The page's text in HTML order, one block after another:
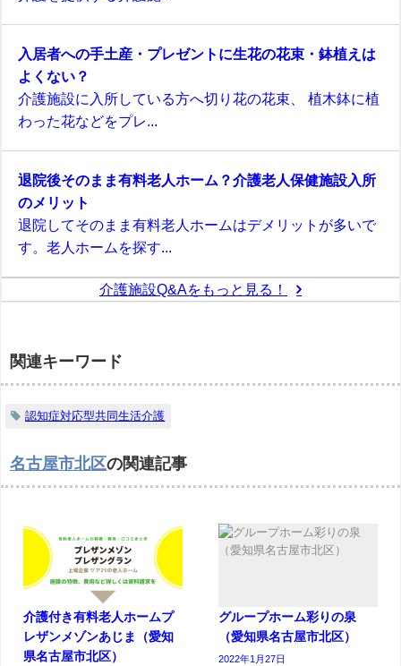
入居者への手土産・プレゼントに生花の花束・鉢植えは
よくない？
介護施設に入所している方へ切り花の花束、 植木鉢に植
わった花などをプレ...
退院後そのまま有料老人ホーム？介護老人保健施設入所
のメリット
退院してそのまま有料老人ホームはデメリットが多いで
す。老人ホームを探す...
介護施設Q&Aをもっと見る！
関連キーワード
認知症対応型共同生活介護
名古屋市北区の関連記事
介護付き有料老人ホームプ
レザンメゾンあじま（愛知
県名古屋市北区）
グループホーム彩りの泉
（愛知県名古屋市北区）
2022年1月27日